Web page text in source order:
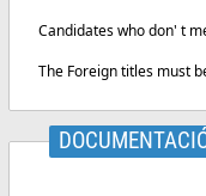
Candidates who don' t
The Foreign titles must